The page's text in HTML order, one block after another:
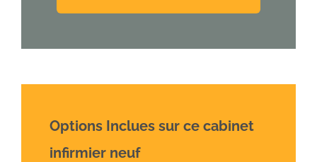
Options Inclues sur ce cabinet
infirmier neuf